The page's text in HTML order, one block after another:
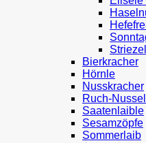
Striezel
Bierkracher
Hörnle
Nusskracher
Ruch-
Saatenlaible
Sesamzöpfe
Sommerlaib